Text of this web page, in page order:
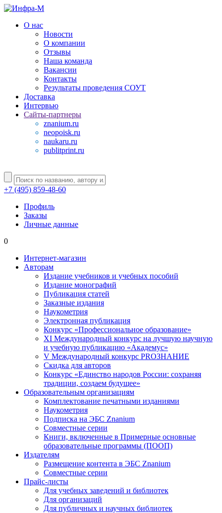
О нас
Новости
О компании
Отзывы
Наша команда
Вакансии
Контакты
Результаты проведения СОУТ
Доставка
Интервью
Сайты-партнеры
znanium.ru
neopoisk.ru
naukaru.ru
publitprint.ru
+7 (495) 859-48-60
Профиль
Заказы
Личные данные
0
Интернет-магазин
Авторам
Издание учебников и учебных пособий
Издание монографий
Публикация статей
Заказные издания
Наукометрия
Электронная публикация
Конкурс «Профессиональное образование»
XI Международный конкурс на лучшую научную
и учебную публикацию «Академус»
V Международный конкурс PROЗНАНИЕ
Скидка для авторов
Конкурс «Единство народов России: сохраняя
традиции, создаем будущее»
Образовательным организациям
Комплектование печатными изданиями
Наукометрия
Подписка на ЭБС Znanium
Совместные серии
Книги, включенные в Примерные основные
образовательные программы (ПООП)
Издателям
Размещение контента в ЭБС Znanium
Совместные серии
Прайс-листы
Для учебных заведений и библиотек
Для организаций
Для публичных и научных библиотек